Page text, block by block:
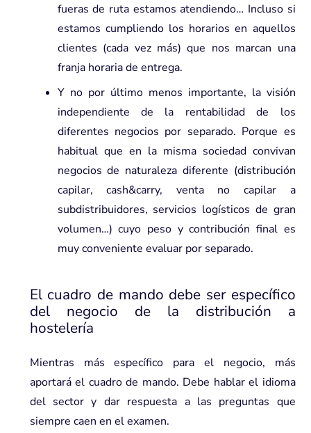
fueras de ruta estamos atendiendo… Incluso si
estamos cumpliendo los horarios en aquellos
clientes (cada vez más) que nos marcan una
franja horaria de entrega.
Y no por último menos importante, la visión
independiente de la rentabilidad de los
diferentes negocios por separado. Porque es
habitual que en la misma sociedad convivan
negocios de naturaleza diferente (distribución
capilar, cash&carry, venta no capilar a
subdistribuidores, servicios logísticos de gran
volumen…) cuyo peso y contribución final es
muy conveniente evaluar por separado.
El cuadro de mando debe ser específico
del negocio de la distribución a
hostelería
Mientras más específico para el negocio, más
aportará el cuadro de mando. Debe hablar el idioma
del sector y dar respuesta a las preguntas que
siempre caen en el examen.